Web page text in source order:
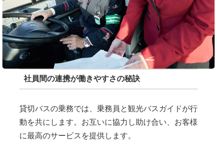
社員間の連携が働きやすさの秘訣
貸切バスの乗務では、乗務員と観光バスガイドが行
動を共にします。お互いに協力し助け合い、お客様
に最高のサービスを提供します。